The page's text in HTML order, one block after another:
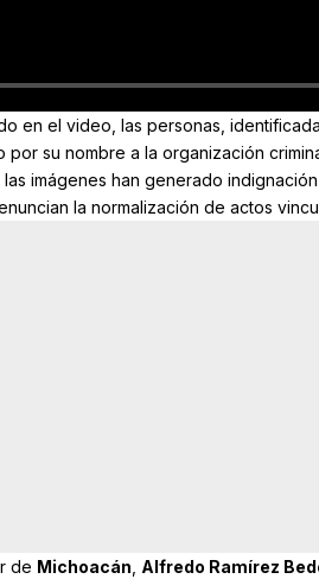
en el video, las personas,
su nombre a la organización
imágenes han generado
la normalización de actos
de Michoacán Alfredo Ramírez